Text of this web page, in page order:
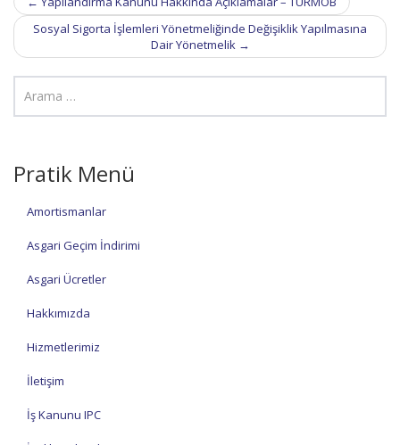
navigation
Sosyal Sigorta İşlemleri Yönetmeliğinde Değişiklik Yapılmasına
Dair Yönetmelik →
Pratik Menü
Amortismanlar
Asgari Geçim İndirimi
Asgari Ücretler
Hakkımızda
Hizmetlerimiz
İletişim
İş Kanunu IPC